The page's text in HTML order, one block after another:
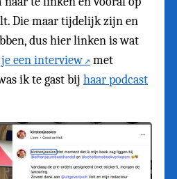
Die maar tijdelijk zijn en
dus hier linken is wat
een interview
met
ik te gast bij haar podcast